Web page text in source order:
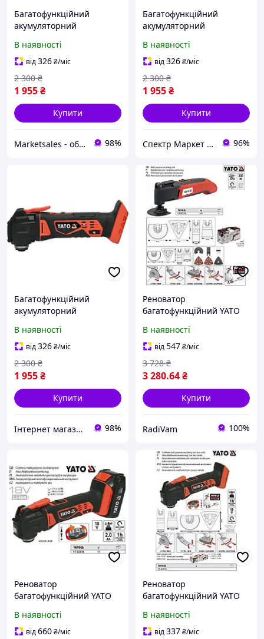
Багатофункційний
акумуляторний
акумулятора і зарядного
пристрою YATO YT-82819
(Польща)
В наявності
від326₴/міс
1 955₴
2 300 ₴
Купити
Marketsales - обладнання та інструменти 98%
Багатофункційний
акумуляторний
акумулятора і зарядного
пристрою YATO YT-82819
(Польща)
В наявності
від326₴/міс
1 955₴
2 300 ₴
Купити
Спектр Маркет - професійне обладнання та інструмент 96%
Багатофункційний
акумуляторний
акумулятора і зарядного
пристрою YATO YT-82819
(Польща)
В наявності
від326₴/міс
1 955₴
2 300 ₴
Купити
Інтернет магазин обладнання та інструменту "Чупі" 98%
Реноватор
багатофункційний YATO
В наявності
від547₴/міс
3 280.64₴
3 728 ₴
Купити
RadiVam 100%
Реноватор
багатофункційний YATO
YT-82818
В наявності
від660₴/міс
Реноватор
багатофункційний YATO
акумулятора YT-82819
В наявності
від337₴/міс